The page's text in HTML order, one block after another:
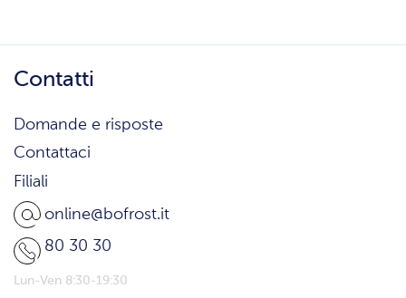
Contatti
Domande e risposte
Contattaci
Filiali
online@bofrost.it
80 30 30
Lun-Ven 8:30-19:30